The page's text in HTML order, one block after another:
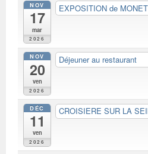
NOV
17
mar
2026
EXPOSITION de
NOV
20
ven
2026
Déjeuner au restaurant
DÉC
11
ven
2026
CROISIERE SUR LA